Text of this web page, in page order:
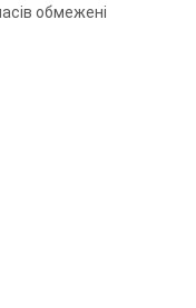
обмежені